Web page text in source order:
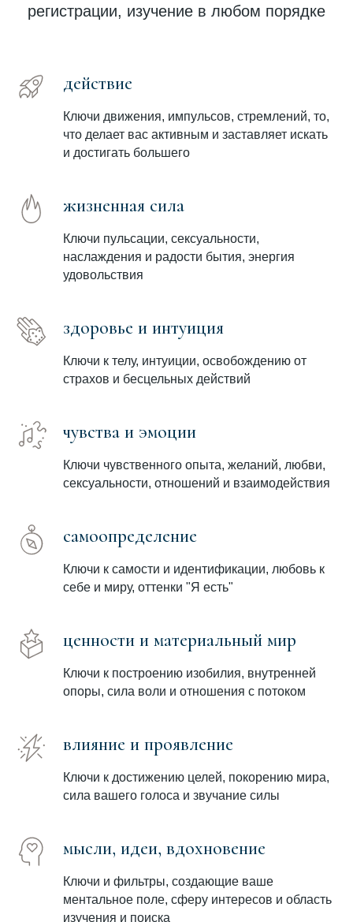
регистрации, изучение в любом порядке
действие
Ключи движения, импульсов, стремлений, то,
что делает вас активным и заставляет искать
и достигать большего
жизненная сила
Ключи пульсации, сексуальности,
наслаждения и радости бытия, энергия
удовольствия
здоровье и интуиция
Ключи к телу, интуиции, освобождению от
страхов и бесцельных действий
чувства и эмоции
Ключи чувственного опыта, желаний, любви,
сексуальности, отношений и взаимодействия
самоопределение
Ключи к самости и идентификации, любовь к
себе и миру, оттенки "Я есть"
ценности и материальный мир
Ключи к построению изобилия, внутренней
опоры, сила воли и отношения с потоком
влияние и проявление
Ключи к достижению целей, покорению мира,
сила вашего голоса и звучание силы
мысли, идеи, вдохновение
Ключи и фильтры, создающие ваше
ментальное поле, сферу интересов и область
изучения и поиска